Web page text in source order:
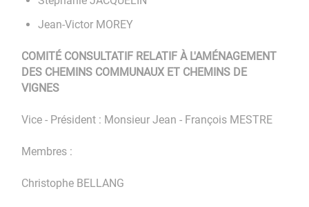
Jean-Victor MOREY
COMITÉ CONSULTATIF RELATIF À L'AMÉNAGEMENT
DES CHEMINS COMMUNAUX ET CHEMINS DE
VIGNES
Vice - Président : Monsieur Jean - François MESTRE
Membres :
Christophe BELLANG